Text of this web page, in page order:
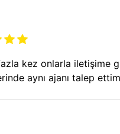
kez onlarla iletişime
aynı ajanı talep